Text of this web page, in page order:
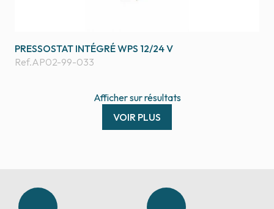
PRESSOSTAT INTÉGRÉ WPS 12/24 V
Ref.AP02-99-033
Affichersurrésultats
VOIR PLUS